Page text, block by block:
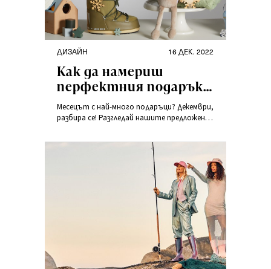
ДИЗАЙН 16 ДЕК. 2022
Как да намериш
перфектния подарък
за Коледа 2022?
Месецът с най-много подаръци? Декември,
разбира се! Разгледай нашите предложения
за себе си или за близките си.